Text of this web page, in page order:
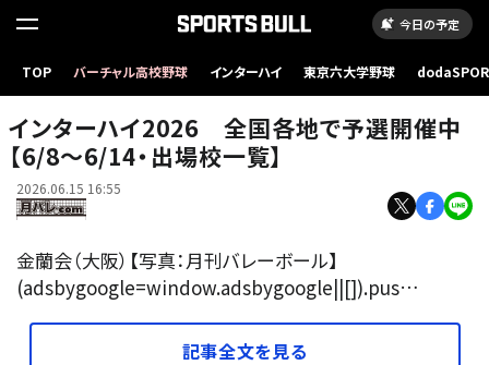
今日の予定
TOP バーチャル高校野球 インターハイ 東京六大学野球
インターハイ2026 全国各地で予選開催中
【6/8～6/14・出場校一覧】
2026.06.15 16:55
金蘭会（大阪）【写真：月刊バレーボール】
(adsbygoogle=window.adsbygoogle||[]).pus…
記事全文を見る